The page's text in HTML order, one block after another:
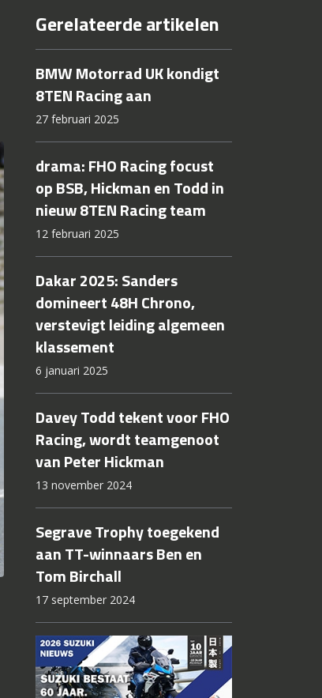
Gerelateerde artikelen
BMW Motorrad UK kondigt
8TEN Racing aan
27 februari 2025
drama: FHO Racing focust
op BSB, Hickman en Todd in
nieuw 8TEN Racing team
12 februari 2025
Dakar 2025: Sanders
domineert 48H Chrono,
verstevigt leiding algemeen
klassement
6 januari 2025
Davey Todd tekent voor FHO
Racing, wordt teamgenoot
van Peter Hickman
13 november 2024
Segrave Trophy toegekend
aan TT-winnaars Ben en
Tom Birchall
17 september 2024